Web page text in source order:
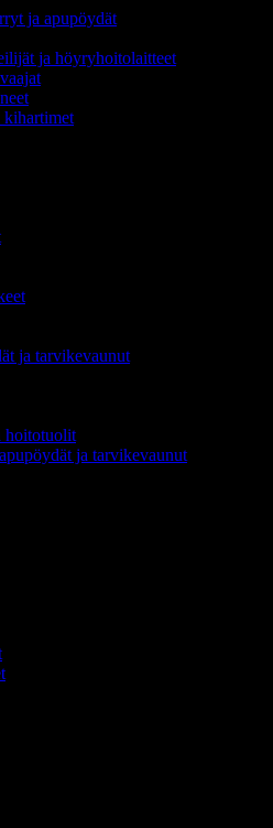
ja apupöydät
ja höyryhoitolaitteet
kihartimet
ja tarvikevaunut
hoitotuolit
ja tarvikevaunut